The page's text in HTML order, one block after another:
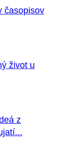
časopisov
život u
z